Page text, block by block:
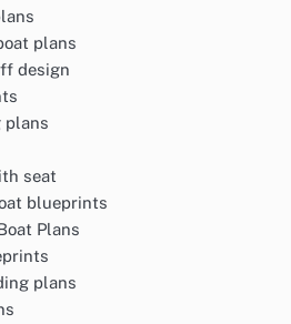
plans
design
plans
seat
blueprints
Plans
plans